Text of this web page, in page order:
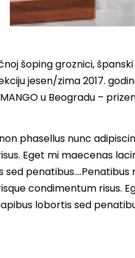
šoping groznici,
jesen/zima 2017.
u Beogradu –
phasellus nunc
Eget mi maecenas
sed
condimentum risus.
lobortis sed